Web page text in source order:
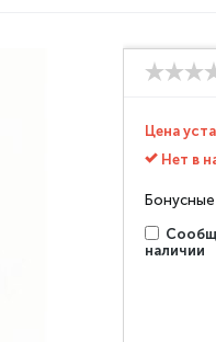
Цена
Нет в
наличии